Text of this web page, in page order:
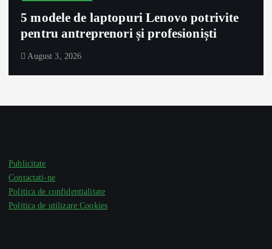
5 modele de laptopuri Lenovo potrivite
pentru antreprenori și profesioniști
August 3, 2026
Publicitate
Contactati-ne
Politica de confidentialitate
Politica de utilizare Cookies